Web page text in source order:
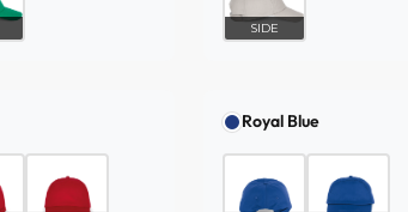
SIDE
Royal Blue